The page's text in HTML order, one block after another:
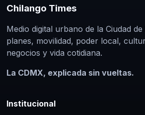
Chilango Times
Medio digital urbano de la Ciudad
planes, movilidad, poder local,
negocios y vida cotidiana.
La CDMX, explicada sin vueltas.
Institucional